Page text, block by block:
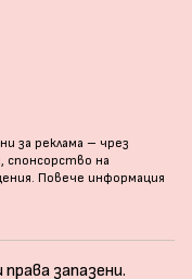
за реклама – чрез
на
Повече информация
запазени.